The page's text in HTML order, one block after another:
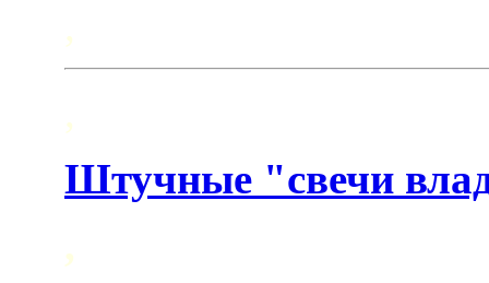
,
,
Штучные "свечи
,